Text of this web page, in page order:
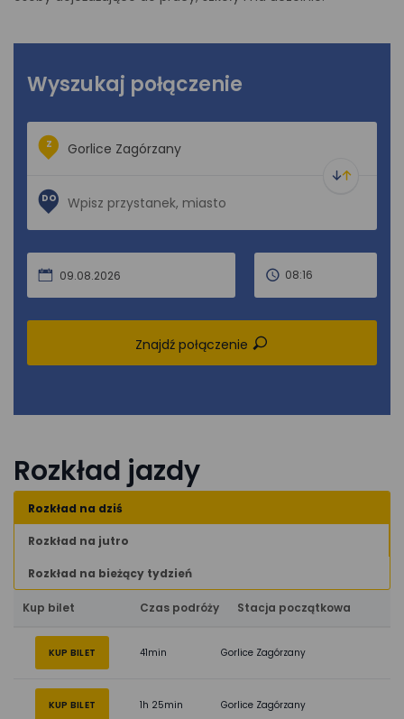
Wyszukaj połączenie
Z
DO
09.08.2026 08:16
Znajdź połączenie
Rozkład jazdy
Rozkład na dziś
Rozkład na jutro
Rozkład na bieżący tydzień
Kup bilet Czas podróży Stacja początkowa
KUP BILET 41min Gorlice Zagórzany
KUP BILET 1h 25min Gorlice Zagórzany